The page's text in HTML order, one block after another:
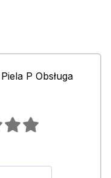
P Obsługa